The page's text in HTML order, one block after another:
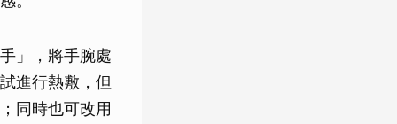
」，將手腕處
進行熱敷，但
同時也可改用